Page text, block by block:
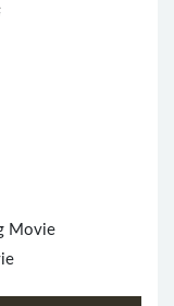
Movie